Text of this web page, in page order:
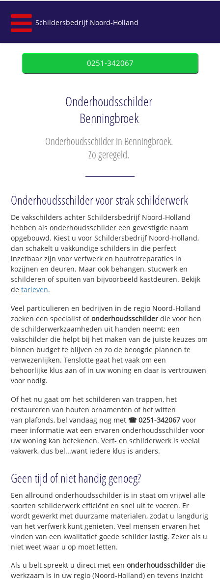
Schildersbedrijf Noord-Holland
0251-342067
Onderhoudsschilder
Benningbroek
Onderhoudsschilder in Benningbroek.
Zo geregeld.
Onderhoudsschilder voor strak schilderwerk
De vakschilders achter Schildersbedrijf Noord-Holland
hebben alsonderhoudsschilder een gevestigde naam
opgebouwd. Kiest u voor Schildersbedrijf Noord-Holland,
dan schakelt u vakkundige schilders in die perfect
inzetbaar zijn voor verfwerk en houtrotreparaties in
kozijnen en deuren. Maar ook behangen, stucwerk en
schilderen of spuiten van bijvoorbeeld kastdeuren. Bekijk
detarieven.
Veel particulieren en bedrijven in de regio Noord-Holland
zoeken een specialist ofonderhoudsschilder die voor hen
de schilderwerkzaamheden uit handen neemt; een
vakschilder die helpt bij het maken van de juiste keuzes om
binnen budget te blijven en zo de beoogde plannen te
verwezenlijken. Tenslotte gaat het vaak om een
behoorlijke klus aan of in uw woning en daar is vertrouwen
voor nodig.
Of het nu gaat om het schilderen van trappen, het
restaureren van houten ornamenten of het witten
van plafonds, bel vandaag nog met ☎ 0251-342067 voor
meer informatie wat een ervaren onderhoudsschilder voor
uw woning kan betekenen.Verf- en schilderwerk is veelal
vakwerk, dus bel...want iedere klus is anders.
Geen tijd of niet handig genoeg?
Een allround onderhoudsschilder is in staat om vrijwel alle
soorten schilderwerk efficiënt en snel uit te voeren. Er
wordt gewerkt met duurzame materialen, zodat u langdurig
van het verfwerk kunt genieten. Veel mensen ervaren het
vinden van een kwalitatief goede schilder lastig. Zeker als u
niet weet waar u op moet letten.
Als u belt spreekt u direct met eenonderhoudsschilder die
werkzaam is in uw regio (Noord-Holland) en tevens inzicht